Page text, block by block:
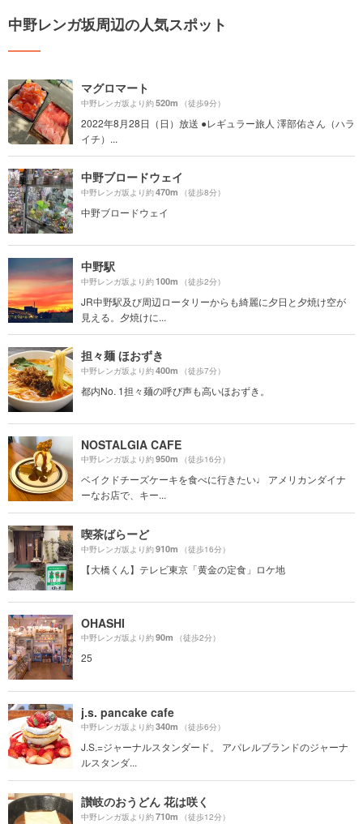
中野レンガ坂周辺の人気スポット
マグロマート
中野レンガ坂より約520m （徒歩9分）
2022年8月28日（日）放送 ●レギュラー旅人 澤部佑さん（ハラ
イチ）...
中野ブロードウェイ
中野レンガ坂より約470m （徒歩8分）
中野ブロードウェイ
中野駅
中野レンガ坂より約100m （徒歩2分）
JR中野駅及び周辺ロータリーからも綺麗に夕日と夕焼け空が
見える。夕焼けに...
担々麺 ほおずき
中野レンガ坂より約400m （徒歩7分）
都内No. 1担々麺の呼び声も高いほおずき。
NOSTALGIA CAFE
中野レンガ坂より約950m （徒歩16分）
ベイクドチーズケーキを食べに行きたい♩ アメリカンダイナ
ーなお店で、キー...
喫茶ばらーど
中野レンガ坂より約910m （徒歩16分）
【大橋くん】テレビ東京「黄金の定食」ロケ地
OHASHI
中野レンガ坂より約90m （徒歩2分）
25
j.s. pancake cafe
中野レンガ坂より約340m （徒歩6分）
J.S.=ジャーナルスタンダード。 アパレルブランドのジャーナ
ルスタンダ...
讃岐のおうどん 花は咲く
中野レンガ坂より約710m （徒歩12分）